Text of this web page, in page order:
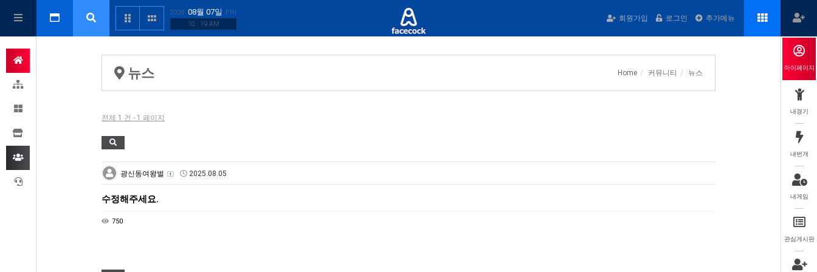
2026 08월 07일
FRI
10 : 19 AM
회원가입 로그인 추가메뉴
뉴스 Home 커뮤니티 뉴스
전체 1 건 - 1 페이지
광신동여왕벌 2025.08.05
수정해주세요.
750
마이페이지
내경기
내번개
내게임
관심게시판